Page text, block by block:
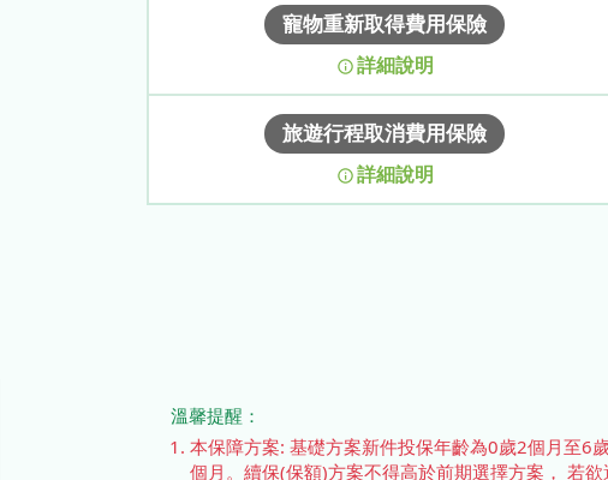
寵物重新取得費用保險
詳細說明
旅遊行程取消費用保險
詳細說明
溫馨提醒：
本保障方案: 基礎方案新件投保年齡為0歲2個月至6
個月。續保(保額)方案不得高於前期選擇方案， 若